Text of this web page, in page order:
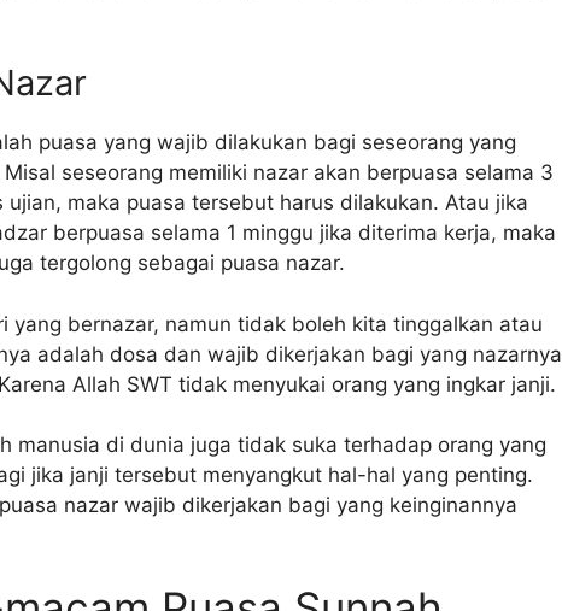
puasa yang wajib dilakukan bagi seseorang yang
seseorang memiliki nazar akan berpuasa selama 3
ujian, maka puasa tersebut harus dilakukan. Atau jika
berpuasa selama 1 minggu jika diterima kerja, maka
tergolong sebagai puasa nazar.
yang bernazar, namun tidak boleh kita tinggalkan atau
adalah dosa dan wajib dikerjakan bagi yang nazarnya
Allah SWT tidak menyukai orang yang ingkar janji.
manusia di dunia juga tidak suka terhadap orang yang
jika janji tersebut menyangkut hal-hal yang penting.
nazar wajib dikerjakan bagi yang keinginannya